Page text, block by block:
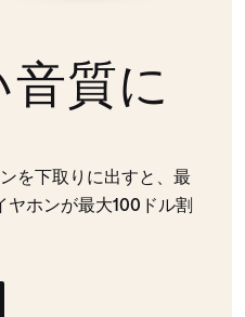
質に
を下取りに出すと、最
ホンが最大100ドル割